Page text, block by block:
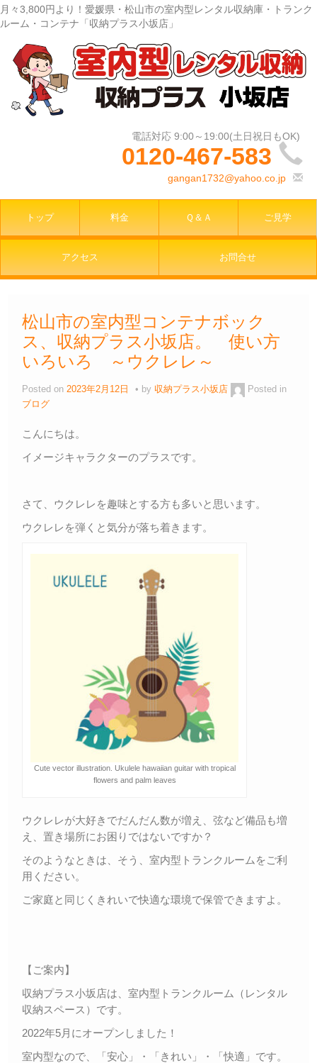
月々3,800円より！愛媛県・松山市の室内型レンタル収納庫・トランク
ルーム・コンテナ「収納プラス小坂店」
0120-467-583
gangan1732@yahoo.co.jp
トップ 料金 Ｑ＆Ａ ご見学
アクセス お問合せ
松山市の室内型コンテナボック
ス、収納プラス小坂店。 使い方
いろいろ ～ウクレレ～
Posted on 2023年2月12日 by 収納プラス小坂店
Posted in
ブログ
こんにちは。
イメージキャラクターのプラスです。
さて、ウクレレを趣味とする方も多いと思います。
ウクレレを弾くと気分が落ち着きます。
Cute vector illustration. Ukulele hawaiian guitar with tropical
flowers and palm leaves
ウクレレが大好きでだんだん数が増え、弦など備品も増
え、置き場所にお困りではないですか？
そのようなときは、そう、室内型トランクルームをご利
用ください。
ご家庭と同じくきれいで快適な環境で保管できますよ。
【ご案内】
収納プラス小坂店は、室内型トランクルーム（レンタル
収納スペース）です。
2022年5月にオープンしました！
室内型なので、「安心」・「きれい」・「快適」です。